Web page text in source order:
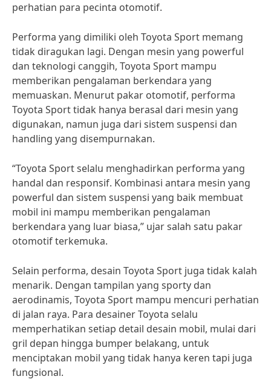
perhatian para pecinta otomotif.
Performa yang dimiliki oleh Toyota Sport memang
tidak diragukan lagi. Dengan mesin yang powerful
dan teknologi canggih, Toyota Sport mampu
memberikan pengalaman berkendara yang
memuaskan. Menurut pakar otomotif, performa
Toyota Sport tidak hanya berasal dari mesin yang
digunakan, namun juga dari sistem suspensi dan
handling yang disempurnakan.
“Toyota Sport selalu menghadirkan performa yang
handal dan responsif. Kombinasi antara mesin yang
powerful dan sistem suspensi yang baik membuat
mobil ini mampu memberikan pengalaman
berkendara yang luar biasa,” ujar salah satu pakar
otomotif terkemuka.
Selain performa, desain Toyota Sport juga tidak kalah
menarik. Dengan tampilan yang sporty dan
aerodinamis, Toyota Sport mampu mencuri perhatian
di jalan raya. Para desainer Toyota selalu
memperhatikan setiap detail desain mobil, mulai dari
gril depan hingga bumper belakang, untuk
menciptakan mobil yang tidak hanya keren tapi juga
fungsional.